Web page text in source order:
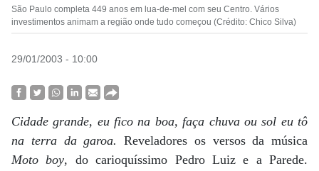
São Paulo completa 449 anos em lua-de-mel com seu Centro. Vários
investimentos animam a região onde tudo começou (Crédito: Chico Silva)
29/01/2003 - 10:00
Cidade grande, eu fico na boa, faça chuva ou sol eu tô
na terra da garoa. Reveladores os versos da música
Moto boy, do carioquíssimo Pedro Luiz e a Parede.